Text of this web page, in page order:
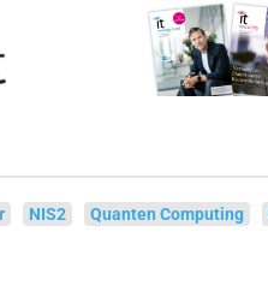
NIS2 Quanten Computing